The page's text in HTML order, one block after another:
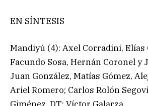
EN SÍNTESIS
Mandiyú (4): Axel Corradini, Elías
Facundo Sosa, Hernán Coronel y
Juan González, Matías Gómez,
Ariel Romero; Carlos Rolón